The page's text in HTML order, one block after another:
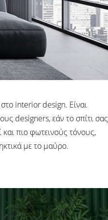
interior design. Είναι
designers, εάν το σπίτι σας
και πιο φωτεινούς τόνους,
με το μαύρο.